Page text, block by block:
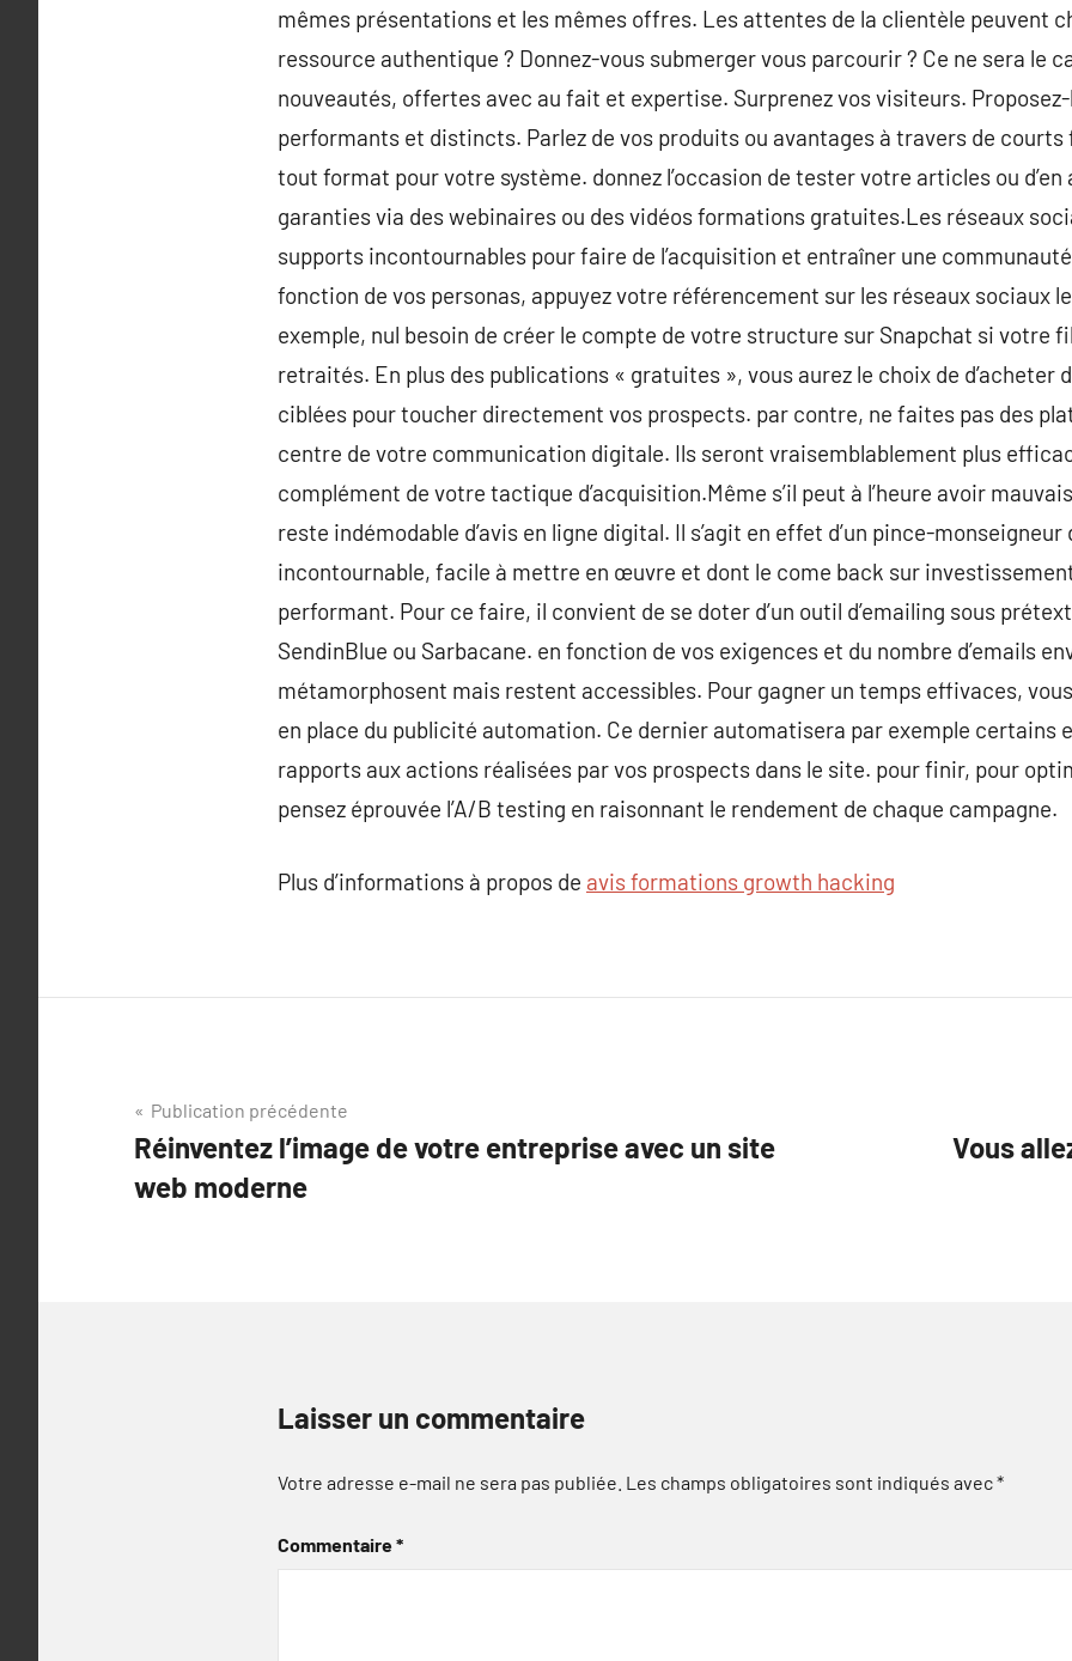
mêmes présentations et les mêmes offres. Les attentes de la clientèle peuvent
ressource authentique ? Donnez-vous submerger vous parcourir ? Ce ne sera le
nouveautés, offertes avec au fait et expertise. Surprenez vos visiteurs.
performants et distincts. Parlez de vos produits ou avantages à travers de courts
tout format pour votre système. donnez l’occasion de tester votre articles ou
garanties via des webinaires ou des vidéos formations gratuites.Les réseaux
supports incontournables pour faire de l’acquisition et entraîner une
fonction de vos personas, appuyez votre référencement sur les réseaux sociaux
exemple, nul besoin de créer le compte de votre structure sur Snapchat si votre
retraités. En plus des publications « gratuites », vous aurez le choix de d’acheter
ciblées pour toucher directement vos prospects. par contre, ne faites pas des
centre de votre communication digitale. Ils seront vraisemblablement plus
complément de votre tactique d’acquisition.Même s’il peut à l’heure avoir
reste indémodable d’avis en ligne digital. Il s’agit en effet d’un pince-
incontournable, facile à mettre en œuvre et dont le come back sur
performant. Pour ce faire, il convient de se doter d’un outil d’emailing sous
SendinBlue ou Sarbacane. en fonction de vos exigences et du nombre d’emails
métamorphosent mais restent accessibles. Pour gagner un temps effivaces,
en place du publicité automation. Ce dernier automatisera par exemple certains
rapports aux actions réalisées par vos prospects dans le site. pour finir, pour
pensez éprouvée l’A/B testing en raisonnant le rendement de chaque campagne.
Plus d’informations à propos de avis formations growth hacking
Navigation
de
l’article
Publication précédente
Réinventez l’image de votre entreprise avec un site
web moderne
Vous
Laisser un commentaire
Votre adresse e-mail ne sera pas publiée. Les champs obligatoires sont indiqués avec*
Commentaire*